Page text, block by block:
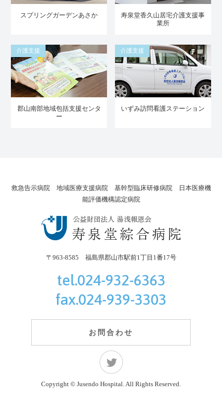
スプリングガーデンあさか
寿泉堂香久山居宅介護支援事
業所
介護支援
郡山南部地域包括支援センタ
ー
介護支援
いずみ訪問看護ステーション
救急告示病院 地域医療支援病院 基幹型臨床研修病院 日本医療機
能評価機構認定病院
〒963-8585 福島県郡山市駅前1丁目1番17号
tel.024-932-6363
fax.024-939-3303
お問合わせ
Copyright © Jusendo Hospital. All Rights Reserved.